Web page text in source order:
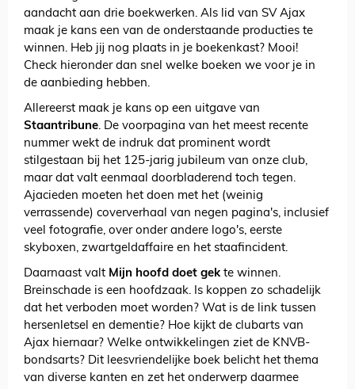
aandacht aan drie boekwerken. Als lid van SV Ajax
maak je kans een van de onderstaande producties te
winnen. Heb jij nog plaats in je boekenkast? Mooi!
Check hieronder dan snel welke boeken we voor je in
de aanbieding hebben.
Allereerst maak je kans op een uitgave van
Staantribune. De voorpagina van het meest recente
nummer wekt de indruk dat prominent wordt
stilgestaan bij het 125-jarig jubileum van onze club,
maar dat valt eenmaal doorbladerend toch tegen.
Ajacieden moeten het doen met het (weinig
verrassende) coververhaal van negen pagina's, inclusief
veel fotografie, over onder andere logo's, eerste
skyboxen, zwartgeldaffaire en het staafincident.
Daarnaast valt Mijn hoofd doet gekte winnen.
Breinschade is een hoofdzaak. Is koppen zo schadelijk
dat het verboden moet worden? Wat is de link tussen
hersenletsel en dementie? Hoe kijkt de clubarts van
Ajax hiernaar? Welke ontwikkelingen ziet de KNVB-
bondsarts? Dit leesvriendelijke boek belicht het thema
van diverse kanten en zet het onderwerp daarmee